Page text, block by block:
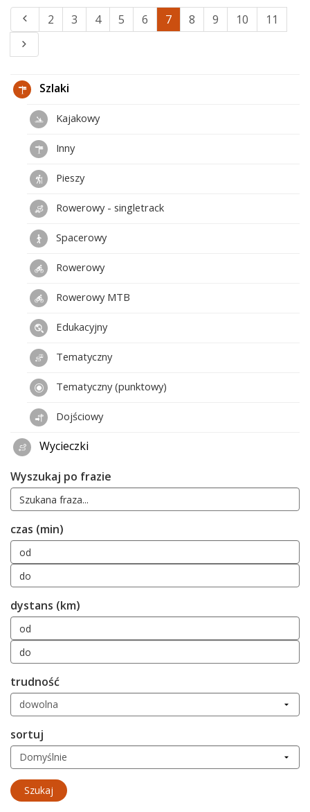
2 3 4 5 6 7 8 9 10 11
Szlaki
Kajakowy
Inny
Pieszy
Rowerowy - singletrack
Spacerowy
Rowerowy
Rowerowy MTB
Edukacyjny
Tematyczny
Tematyczny (punktowy)
Dojściowy
Wycieczki
Wyszukaj po frazie
czas (min)
dystans (km)
trudność
sortuj